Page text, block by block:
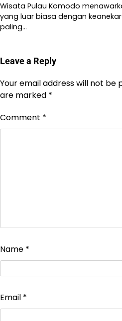
Wisata Pulau Komodo
yang luar biasa dengan
paling…
Leave a Reply
Your email address will not be
are marked *
Comment *
Name *
Email *